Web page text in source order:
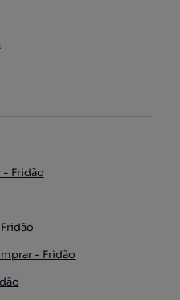
- Fridão
- Fridão